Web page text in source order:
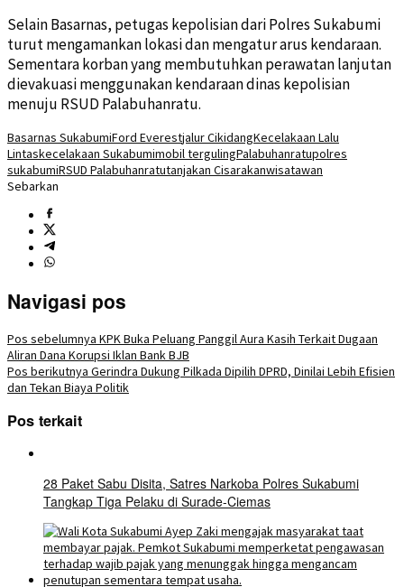
Selain Basarnas, petugas kepolisian dari Polres Sukabumi
turut mengamankan lokasi dan mengatur arus kendaraan.
Sementara korban yang membutuhkan perawatan lanjutan
dievakuasi menggunakan kendaraan dinas kepolisian
menuju RSUD Palabuhanratu.
Basarnas SukabumiFord Everestjalur CikidangKecelakaan Lalu
Lintaskecelakaan Sukabumimobil tergulingPalabuhanratupolres
sukabumiRSUD Palabuhanratutanjakan Cisarakanwisatawan
Sebarkan
Navigasi pos
Pos sebelumnya KPK Buka Peluang Panggil Aura Kasih Terkait Dugaan
Aliran Dana Korupsi Iklan Bank BJB
Pos berikutnya Gerindra Dukung Pilkada Dipilih DPRD, Dinilai Lebih Efisien
dan Tekan Biaya Politik
Pos terkait
28 Paket Sabu Disita, Satres Narkoba Polres Sukabumi
Tangkap Tiga Pelaku di Surade-Ciemas